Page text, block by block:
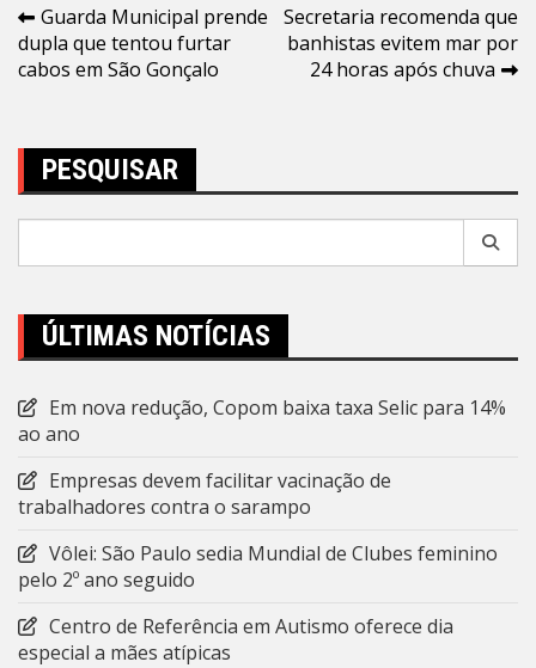
Navegação
de
Guarda Municipal prende
dupla que tentou furtar
cabos em São Gonçalo
Secretaria recomenda que
banhistas evitem mar por
24 horas após chuva
PESQUISAR
ÚLTIMAS NOTÍCIAS
Em nova redução, Copom baixa taxa Selic para 14%
ao ano
Empresas devem facilitar vacinação de
trabalhadores contra o sarampo
Vôlei: São Paulo sedia Mundial de Clubes feminino
pelo 2º ano seguido
Centro de Referência em Autismo oferece dia
especial a mães atípicas